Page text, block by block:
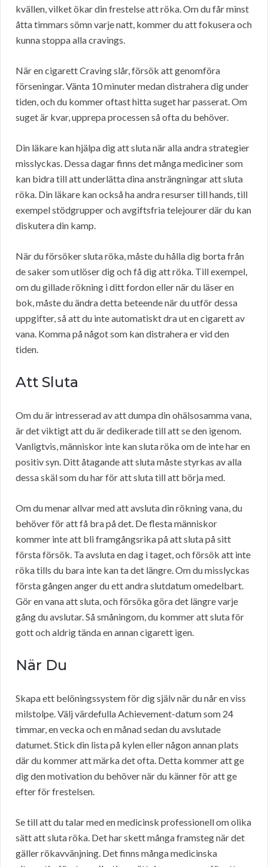
kvällen, vilket ökar din frestelse att röka. Om du får minst
åtta timmars sömn varje natt, kommer du att fokusera och
kunna stoppa alla cravings.
När en cigarett Craving slår, försök att genomföra
förseningar. Vänta 10 minuter medan distrahera dig under
tiden, och du kommer oftast hitta suget har passerat. Om
suget är kvar, upprepa processen så ofta du behöver.
Din läkare kan hjälpa dig att sluta när alla andra strategier
misslyckas. Dessa dagar finns det många mediciner som
kan bidra till att underlätta dina ansträngningar att sluta
röka. Din läkare kan också ha andra resurser till hands, till
exempel stödgrupper och avgiftsfria telejourer där du kan
diskutera din kamp.
När du försöker sluta röka, måste du hålla dig borta från
de saker som utlöser dig och få dig att röka. Till exempel,
om du gillade rökning i ditt fordon eller när du läser en
bok, måste du ändra detta beteende när du utför dessa
uppgifter, så att du inte automatiskt dra ut en cigarett av
vana. Komma på något som kan distrahera er vid den
tiden.
Att Sluta
Om du är intresserad av att dumpa din ohälsosamma vana,
är det viktigt att du är dedikerade till att se den igenom.
Vanligtvis, människor inte kan sluta röka om de inte har en
positiv syn. Ditt åtagande att sluta måste styrkas av alla
dessa skäl som du har för att sluta till att börja med.
Om du menar allvar med att avsluta din rökning vana, du
behöver för att få bra på det. De flesta människor
kommer inte att bli framgångsrika på att sluta på sitt
första försök. Ta avsluta en dag i taget, och försök att inte
röka tills du bara inte kan ta det längre. Om du misslyckas
första gången anger du ett andra slutdatum omedelbart.
Gör en vana att sluta, och försöka göra det längre varje
gång du avslutar. Så småningom, du kommer att sluta för
gott och aldrig tända en annan cigarett igen.
När Du
Skapa ett belöningssystem för dig själv när du når en viss
milstolpe. Välj värdefulla Achievement-datum som 24
timmar, en vecka och en månad sedan du avslutade
datumet. Stick din lista på kylen eller någon annan plats
där du kommer att märka det ofta. Detta kommer att ge
dig den motivation du behöver när du känner för att ge
efter för frestelsen.
Se till att du talar med en medicinsk professionell om olika
sätt att sluta röka. Det har skett många framsteg när det
gäller rökavvänjning. Det finns många medicinska